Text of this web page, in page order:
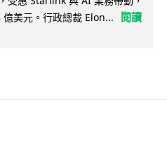
美元。行政總裁 Elon...
閱讀